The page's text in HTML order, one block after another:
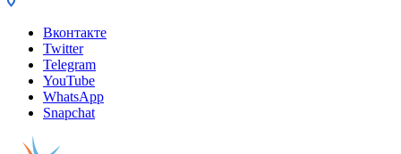
Вконтакте
Twitter
Telegram
YouTube
WhatsApp
Snapchat